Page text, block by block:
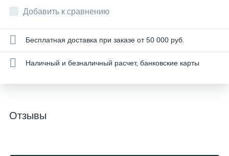
Добавить к сравнению
Бесплатная доставка при заказе от 50 000 руб.
Наличный и безналичный расчет, банковские карты
Отзывы